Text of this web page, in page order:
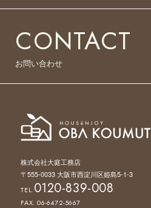
CONTACT
お問い合わせ
株式会社大庭工務店
〒555-0033 大阪市西淀川区姫島5-1-3
TEL.0120-839-008
FAX. 06-6472-5667